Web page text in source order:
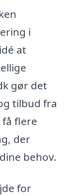
i
at
gør det
tilbud fra
flere
der
behov.
for